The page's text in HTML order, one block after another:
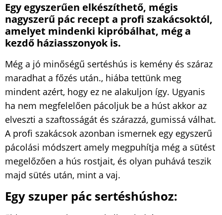
Egy egyszerűen elkészíthető, mégis
nagyszerű pác recept a profi szakácsoktól,
amelyet mindenki kipróbálhat, még a
kezdő háziasszonyok is.
Még a jó minőségű sertéshús is kemény és száraz
maradhat a főzés után., hiába tettünk meg
mindent azért, hogy ez ne alakuljon így. Ugyanis
ha nem megfelelően pácoljuk be a húst akkor az
elveszti a szaftosságát és szárazzá, gumissá válhat.
A profi szakácsok azonban ismernek egy egyszerű
pácolási módszert amely megpuhítja még a sütést
megelőzően a hús rostjait, és olyan puhává teszik
majd sütés után, mint a vaj.
Egy szuper pác sertéshúshoz: